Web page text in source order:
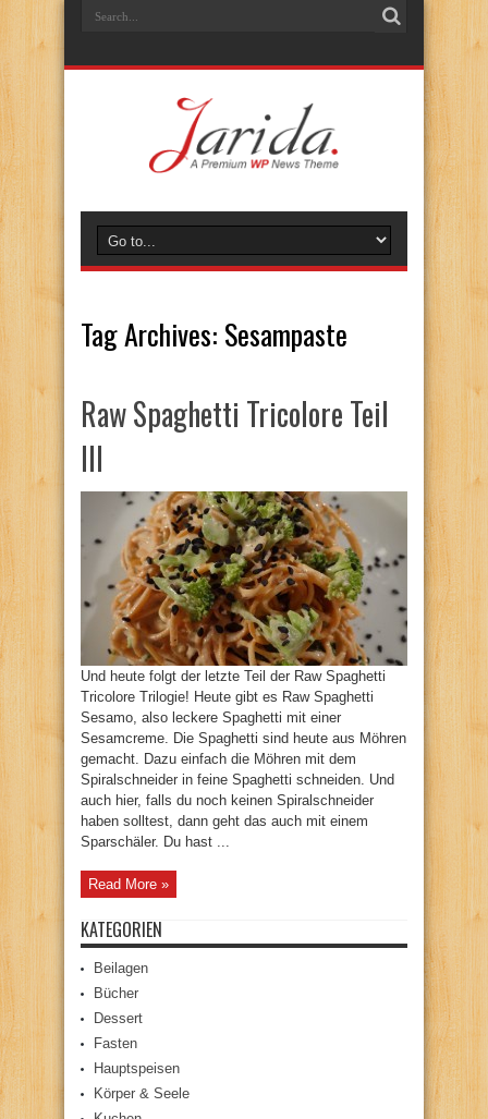
Tag Archives: Sesampaste
Raw Spaghetti Tricolore Teil
III
Und heute folgt der letzte Teil der Raw Spaghetti
Tricolore Trilogie! Heute gibt es Raw Spaghetti
Sesamo, also leckere Spaghetti mit einer
Sesamcreme. Die Spaghetti sind heute aus Möhren
gemacht. Dazu einfach die Möhren mit dem
Spiralschneider in feine Spaghetti schneiden. Und
auch hier, falls du noch keinen Spiralschneider
haben solltest, dann geht das auch mit einem
Sparschäler. Du hast ...
Read More »
KATEGORIEN
Beilagen
Bücher
Dessert
Fasten
Hauptspeisen
Körper & Seele